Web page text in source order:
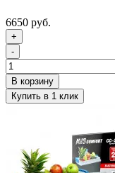
6650 руб.
+
-